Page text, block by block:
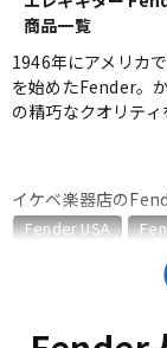
エレキギ
キーボー
商品一覧
1946年にアメリカ
を始めたFender。
の精巧なクオリティ
イケベ楽器店の
Fender USA
Fender Made in